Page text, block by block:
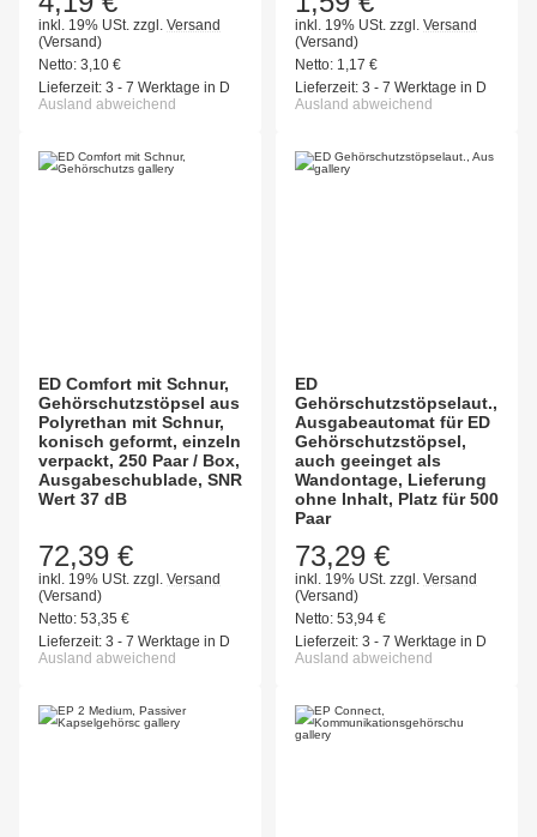
inkl. 19% USt. zzgl. Versand
(Versand)
Netto: 3,10 €
Lieferzeit: 3 - 7 Werktage in D
Ausland abweichend
inkl. 19% USt. zzgl. Versand
(Versand)
Netto: 1,17 €
Lieferzeit: 3 - 7 Werktage in D
Ausland abweichend
ED Comfort mit Schnur,
Gehörschutzstöpsel aus
Polyrethan mit Schnur,
konisch geformt, einzeln
verpackt, 250 Paar / Box,
Ausgabeschublade, SNR
Wert 37 dB
72,39 €
inkl. 19% USt. zzgl. Versand
(Versand)
Netto: 53,35 €
Lieferzeit: 3 - 7 Werktage in D
Ausland abweichend
ED
Gehörschutzstöpselaut.,
Ausgabeautomat für ED
Gehörschutzstöpsel,
auch geeinget als
Wandontage, Lieferung
ohne Inhalt, Platz für 500
Paar
73,29 €
inkl. 19% USt. zzgl. Versand
(Versand)
Netto: 53,94 €
Lieferzeit: 3 - 7 Werktage in D
Ausland abweichend